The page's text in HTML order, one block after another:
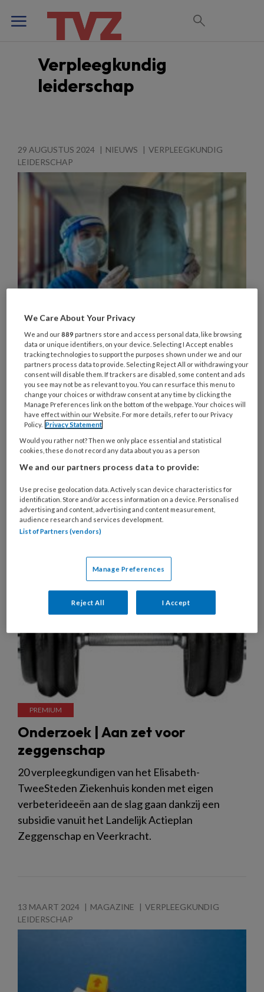
Verpleegkundig
leiderschap
29 AUGUSTUS 2024 NIEUWS
VERPLEEGKUNDIG
LEIDERSCHAP
‘Meer zeggenschap
verpleegkundigen tijdens eerste
coronagolf’
De zeggenschap van verpleegkundigen is
gegroeid tijdens de eerste golf van de
onderzoek dat in 2020 is uitgevoerd in een groot
Nederlands ziekenhuis.
22 MEI 2024 MAGAZINE
Onderzoek | Aan zet voor
zeggenschap
20 verpleegkundigen van het Elisabeth-
TweeSteden Ziekenhuis konden met eigen
verbeterideeën aan de slag gaan dankzij een
subsidie vanuit het Landelijk Actieplan
Zeggenschap en Veerkracht.
13 MAART 2024 MAGAZINE
VERPLEEGKUNDIG
LEIDERSCHAP
We Care About Your Privacy
We and our889 partners store and access personal data, like browsing
data or unique identifiers, on your device. Selecting I Accept enables
tracking technologies to support the purposes shown under we and our
partners process data to provide. Selecting Reject All or withdrawing your
consent will disable them. If trackers are disabled, some content and ads
you see may not be as relevant to you. You can resurface this menu to
change your choices or withdraw consent at any time by clicking the
Manage Preferences link on the bottom of the webpage. Your choices will
have effect within our Website. For more details, refer to our Privacy
Policy. Privacy Statement
Would you rather not? Then we only place essential and statistical
cookies, these do not record any data about you as a person
We and our partners process data to provide:
Use precise geolocation data. Actively scan device characteristics for
identification. Store and/or access information on a device. Personalised
advertising and content, advertising and content measurement,
audience research and services development.
List of Partners (vendors)
Manage Preferences
Reject All I Accept